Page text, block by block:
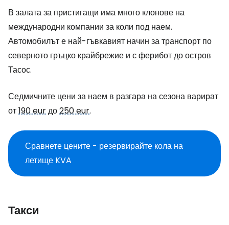
В залата за пристигащи има много клонове на
международни компании за коли под наем.
Автомобилът е най-гъвкавият начин за транспорт по
северното гръцко крайбрежие и с ферибот до остров
Тасос.
Седмичните цени за наем в разгара на сезона варират
от190 eurдо250 eur.
Сравнете цените - резервирайте кола на
летище KVA
Такси